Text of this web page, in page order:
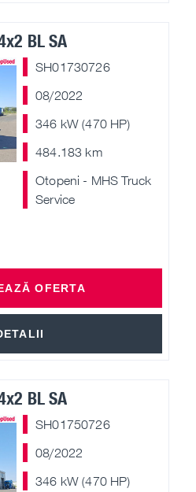
BL SA
SH01730726
08/2022
346 kW (470 HP)
484.183 km
Otopeni - MHS Truck
Service
OFERTA
BL SA
SH01750726
08/2022
346 kW (470 HP)